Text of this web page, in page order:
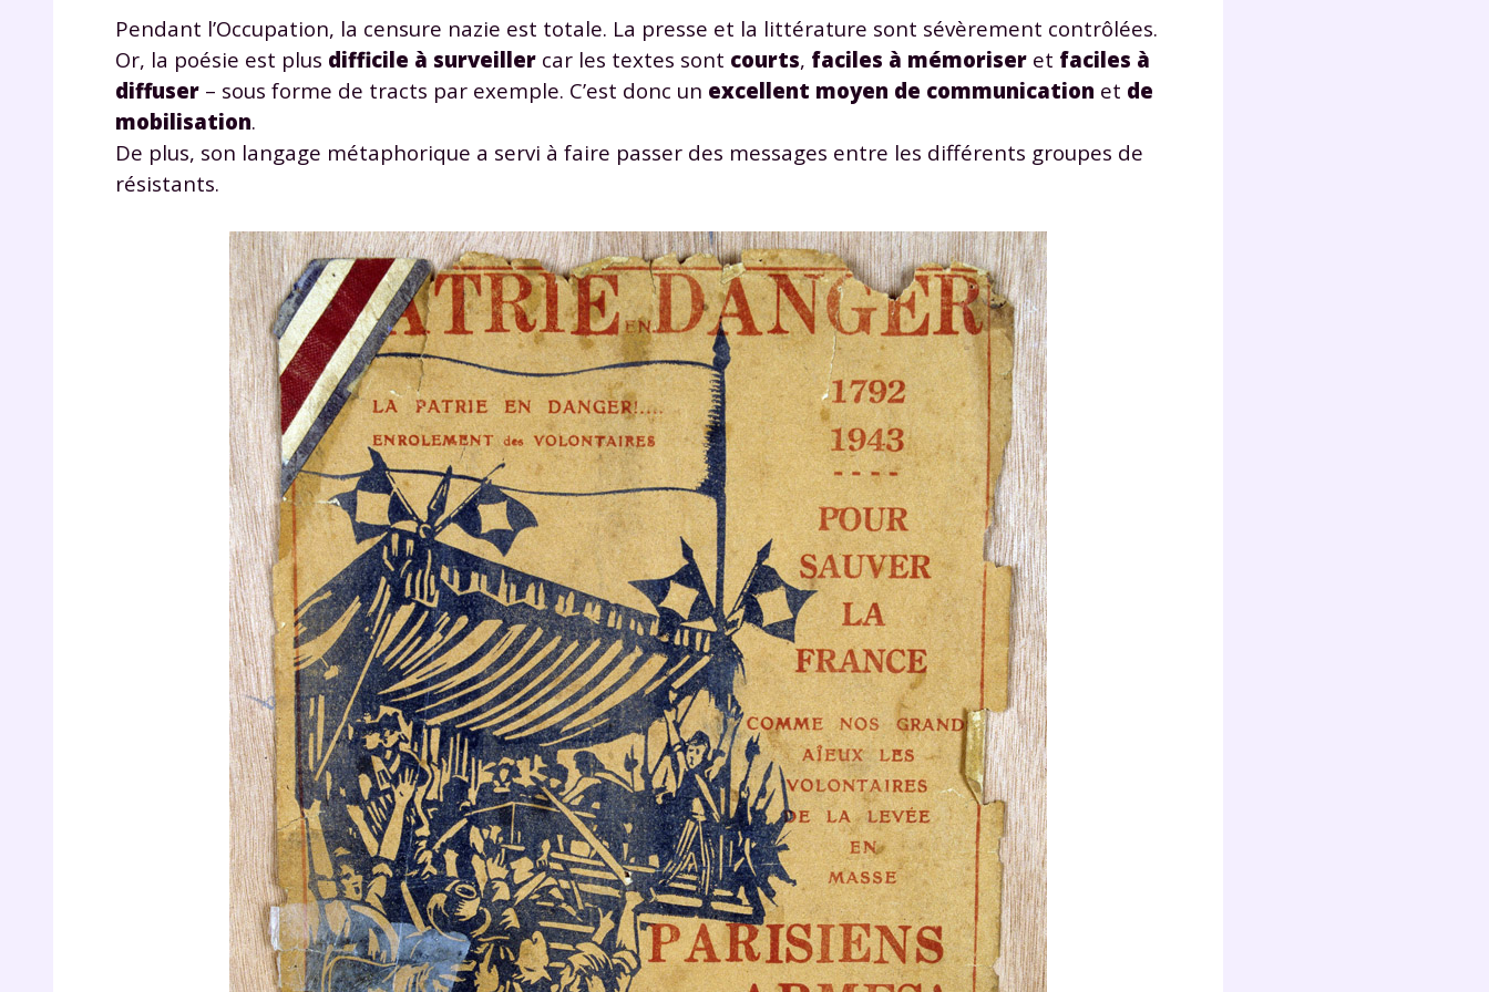
Pendant l’Occupation, la censure nazie est totale. La presse et la littérature sont sévèrement contrôlées.
Or, la poésie est plus difficile à surveiller car les textes sont courts, faciles à mémoriser et faciles à
diffuser – sous forme de tracts par exemple. C’est donc un excellent moyen de communication et de
mobilisation.
De plus, son langage métaphorique a servi à faire passer des messages entre les différents groupes de
résistants.
notre charte.